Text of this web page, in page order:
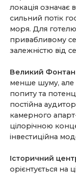
локація означає
сильний потік
моря. Для
привабливому
залежністю від
Великий Фонтан
менше шуму, але
попиту та
постійна
камерного
цілорічною
інвестиційна
Історичний
орієнтується на